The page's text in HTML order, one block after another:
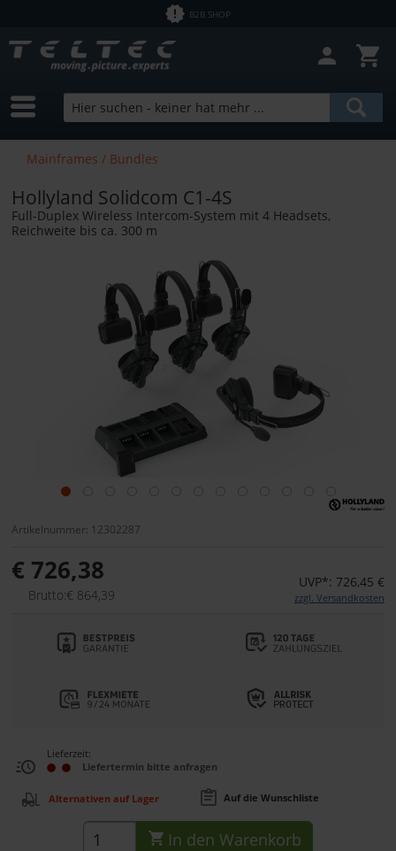
B2B SHOP
Mainframes / Bundles
Hollyland Solidcom C1-4S
Full-Duplex Wireless Intercom-System mit 4 Headsets,
Reichweite bis ca. 300 m
Artikelnummer: 12302287
€ 726,38
Brutto:€ 864,39
UVP*: 726,45 €
zzgl. Versandkosten
Lieferzeit:
Liefertermin bitte anfragen
Alternativen auf Lager Auf die Wunschliste
In den Warenkorb
Sofort lieferbar
Hersteller
von2,50 € bis24070,59 €